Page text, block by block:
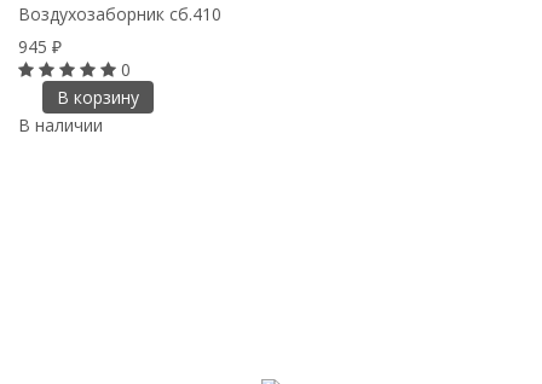
Воздухозаборник сб.410
945 ₽
0
В корзину
В наличии